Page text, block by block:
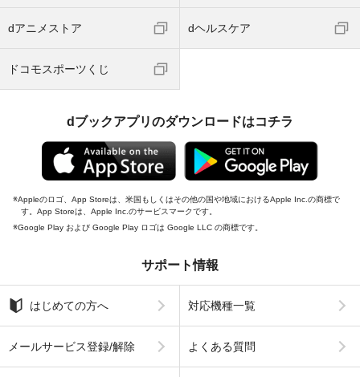
dアニメストア dヘルスケア
ドコモスポーツくじ
dブックアプリのダウンロードはコチラ
Appleのロゴ、App Storeは、米国もしくはその他の国や地域におけるApple Inc.の商標で
す。App Storeは、Apple Inc.のサービスマークです。
Google Play および Google Play ロゴは Google LLC の商標です。
サポート情報
はじめての方へ 対応機種一覧
メールサービス登録/解除 よくある質問